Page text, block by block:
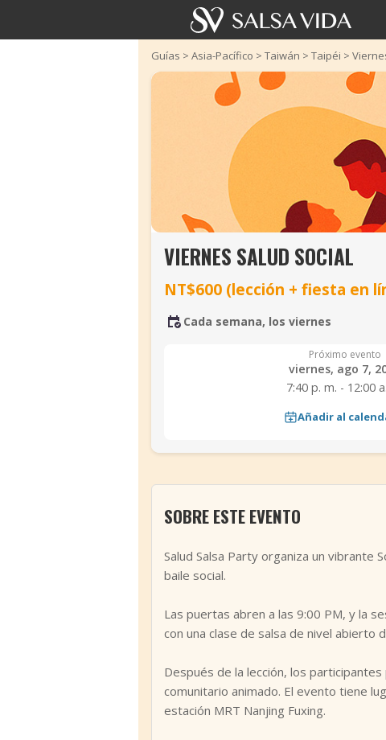
Guías > Asia-Pacífico > Taiwán > Taipéi >
VIERNES SALUD SOCIAL
NT$600 (lección + fiesta en
Cada semana, los viernes
Próximo evento
viernes, ago 7,
7:40 p. m. - 12:00
Añadir al
SOBRE ESTE EVENTO
Salud Salsa Party organiza un vibrante
baile social.
Las puertas abren a las 9:00 PM, y la
con una clase de salsa de nivel abierto
Después de la lección, los
comunitario animado. El evento tiene
estación MRT Nanjing Fuxing.